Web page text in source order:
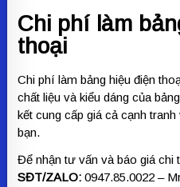
Chi phí làm
thoại
Chi phí làm bảng hiệu điện
chất liệu và kiểu dáng của
kết cung cấp giá cả cạnh
bạn.
Để nhận tư vấn và báo giá chi
SĐT/ZALO: 0947.85.0022 –